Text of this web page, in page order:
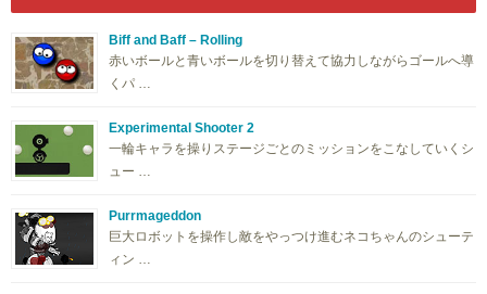
Biff and Baff – Rolling
赤いボールと青いボールを切り替えて協力しながらゴールへ導
くパ …
Experimental Shooter 2
一輪キャラを操りステージごとのミッションをこなしていくシ
ュー …
Purrmageddon
巨大ロボットを操作し敵をやっつけ進むネコちゃんのシューテ
ィン …